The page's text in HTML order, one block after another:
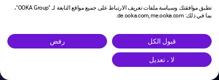
is under maintenance.
تطبق موافقتك وسياسة ملفات تعريف الارتباط على جميع مواقع التابعة لـ "OOKA Group"،
بما في ذلك: de.ooka.com, me.ooka.com.
قبول الكل رفض
لا ، تعديل